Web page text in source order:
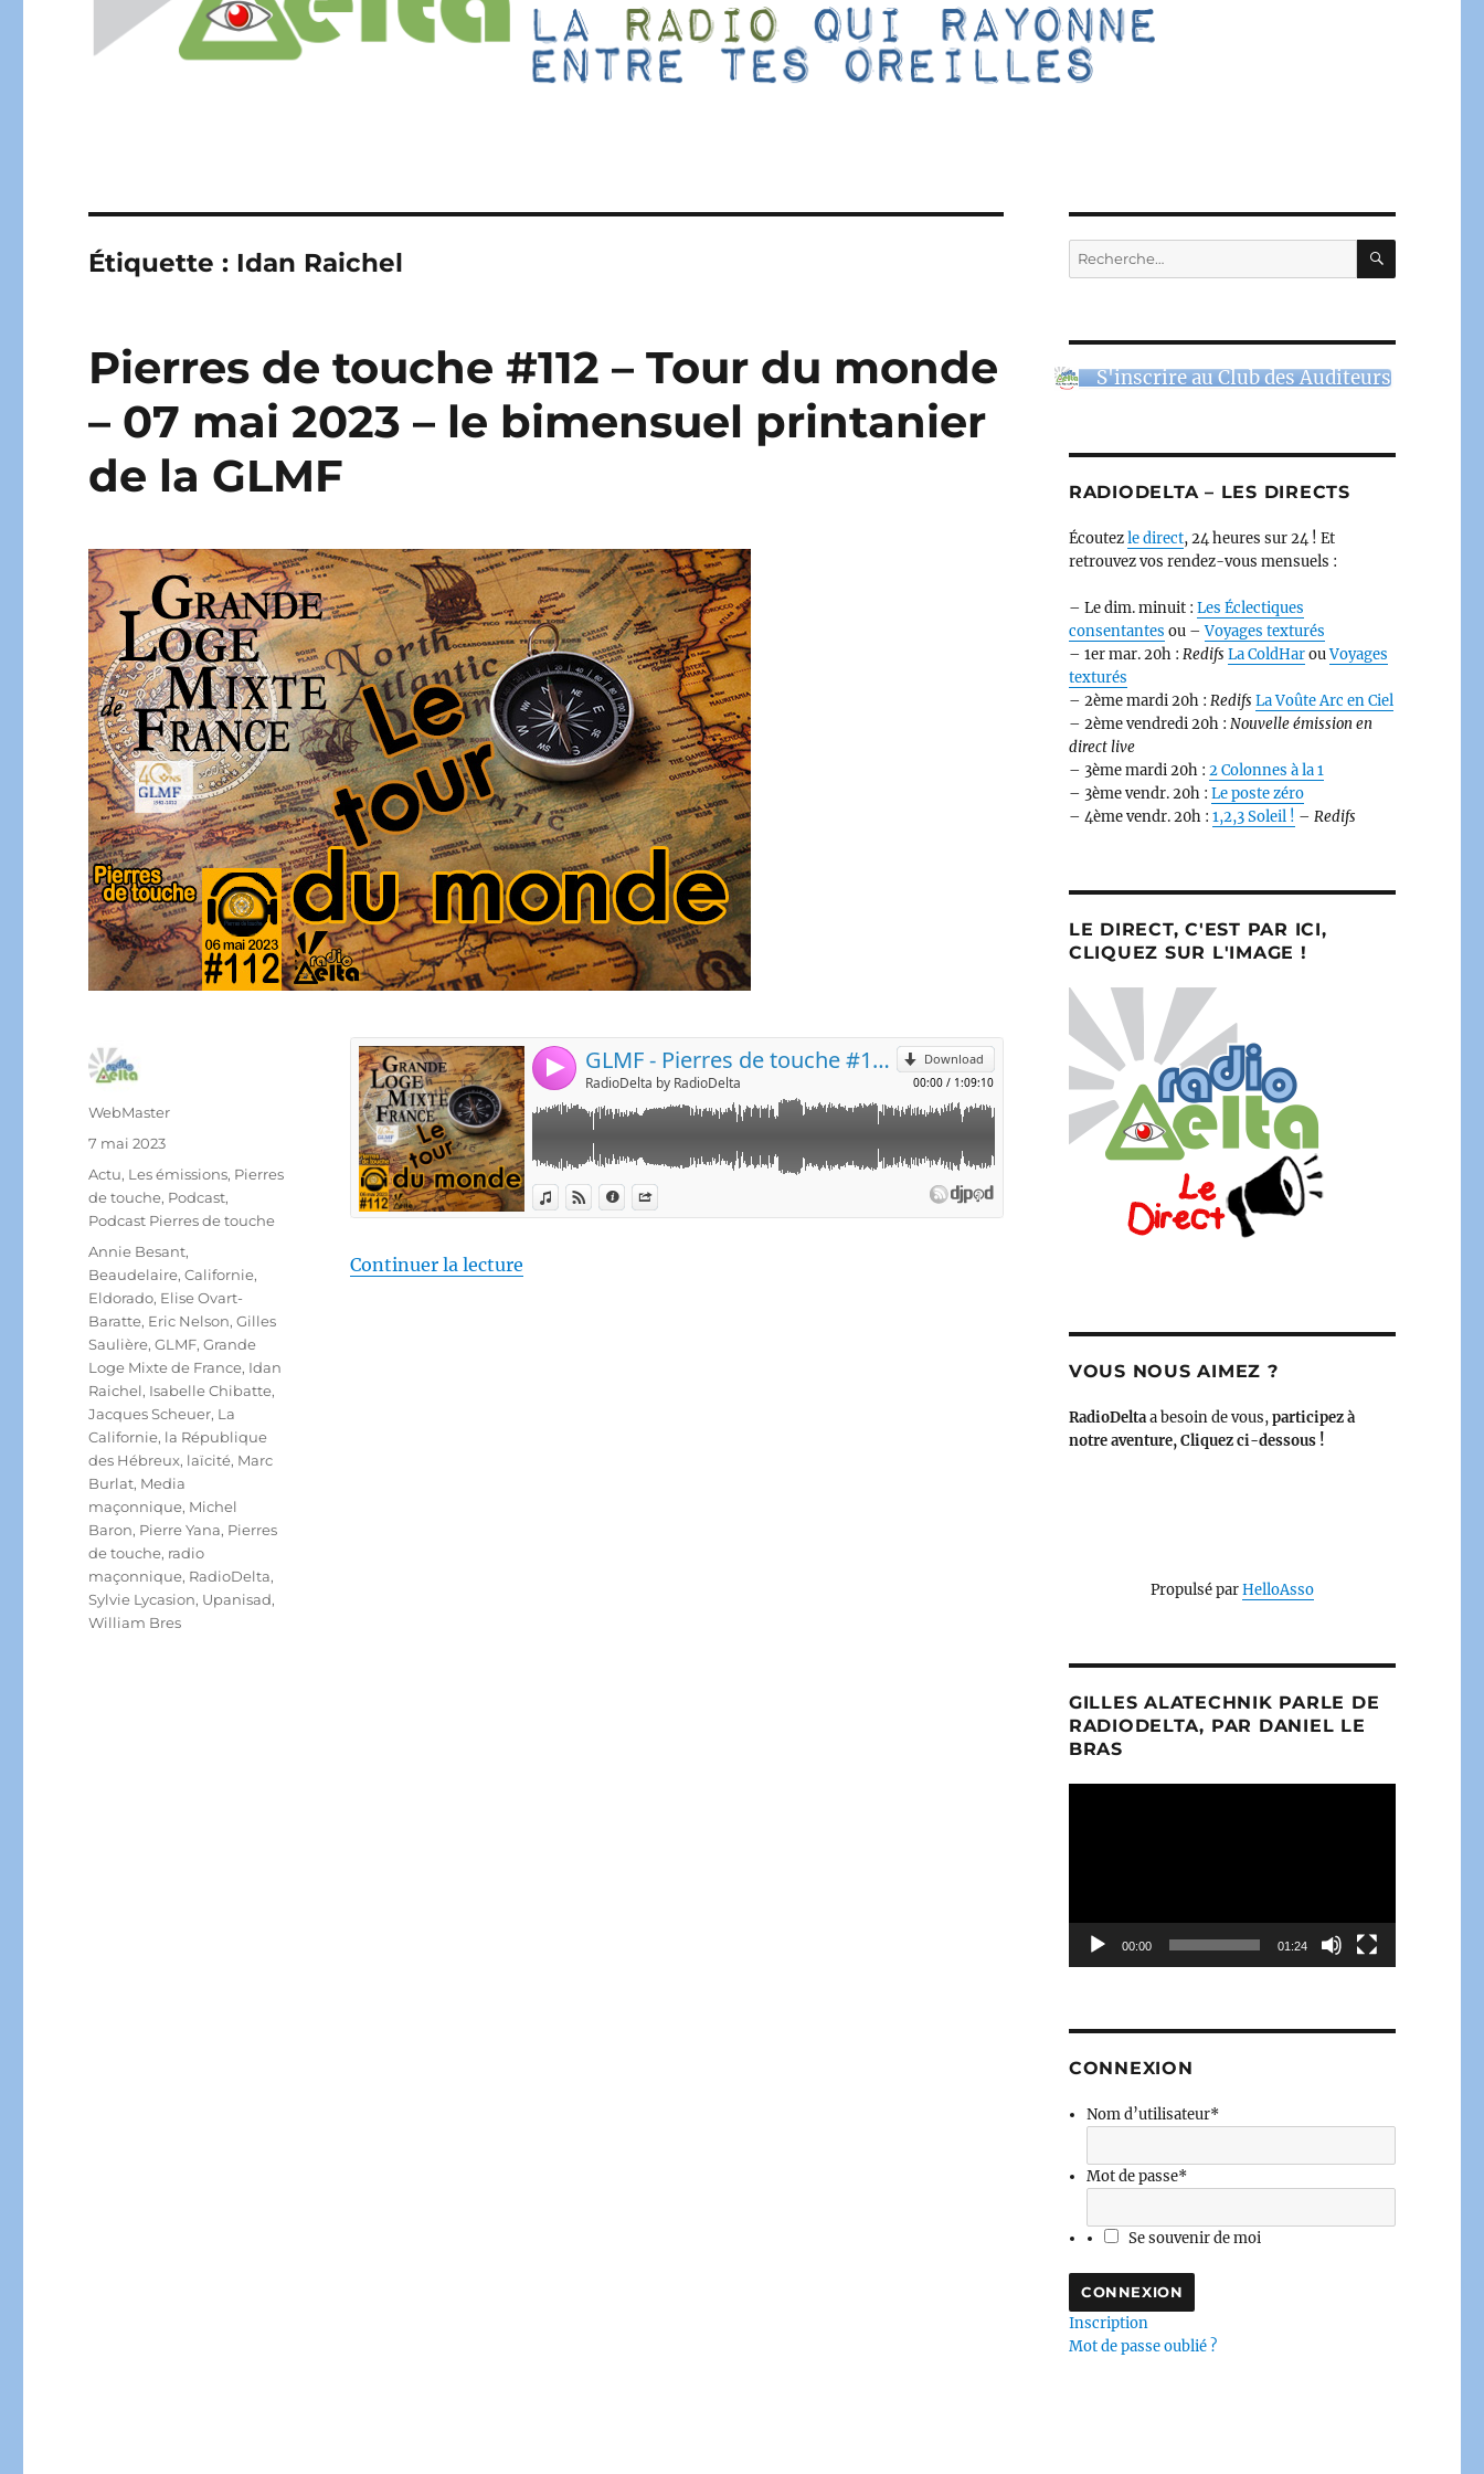
Étiquette : Idan Raichel
Pierres de touche #112 – Tour du monde
– 07 mai 2023 – le bimensuel printanier
de la GLMF
Continuer la lecturede « Pierres de touche #112 – Tour du monde – 07 mai 2023 – le bimensuel printanier de la GLMF »
Auteur
WebMaster
Publié
7 mai 2023
Catégories
Actu, Les émissions, Pierres
de touche, Podcast,
Podcast Pierres de touche
Étiquettes
Annie Besant,
Beaudelaire,Californie,
Eldorado, Elise Ovart-
Baratte, Eric Nelson,Gilles
Saulière,GLMF,Grande
Loge Mixte de France, Idan
Raichel, Isabelle Chibatte,
Jacques Scheuer, La
Californie, la République
des Hébreux, laïcité, Marc
Burlat, Media
maçonnique, Michel
Baron, Pierre Yana, Pierres
de touche, radio
maçonnique, RadioDelta,
Sylvie Lycasion, Upanisad,
William Bres
Recherche
pour :
S'inscrire au Club des Auditeurs
RADIODELTA – LES DIRECTS
Écoutezle direct, 24 heures sur 24 ! Et
retrouvez vos rendez-vous mensuels :
– Le dim. minuit : Les Éclectiques
consentantes ou –Voyages texturés
– 1er mar. 20h : Redifs La ColdHarouVoyages
texturés
– 2ème mardi 20h : Redifs La Voûte Arc en Ciel
– 2ème vendredi 20h : Nouvelle émission en
direct live
– 3ème mardi 20h : 2 Colonnes à la 1
– 3ème vendr. 20h : Le poste zéro
– 4ème vendr. 20h : 1,2,3 Soleil ! – Redifs
LE DIRECT, C'EST PAR ICI,
CLIQUEZ SUR L'IMAGE !
VOUS NOUS AIMEZ ?
RadioDeltaa besoin de vous,participez à
notre aventure, Cliquez ci-dessous !
Propulsé parHelloAsso
GILLES ALATECHNIK PARLE DE
RADIODELTA, PAR DANIEL LE
BRAS
00:00 01:24
CONNEXION
Nom d’utilisateur*
Mot de passe*
Se souvenir de moi
Inscription
Mot de passe oublié ?